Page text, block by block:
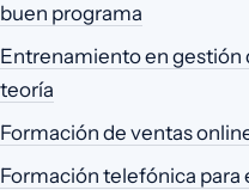
buen programa
Entrenamiento en gestión
teoría
Formación de ventas
Formación telefónica para